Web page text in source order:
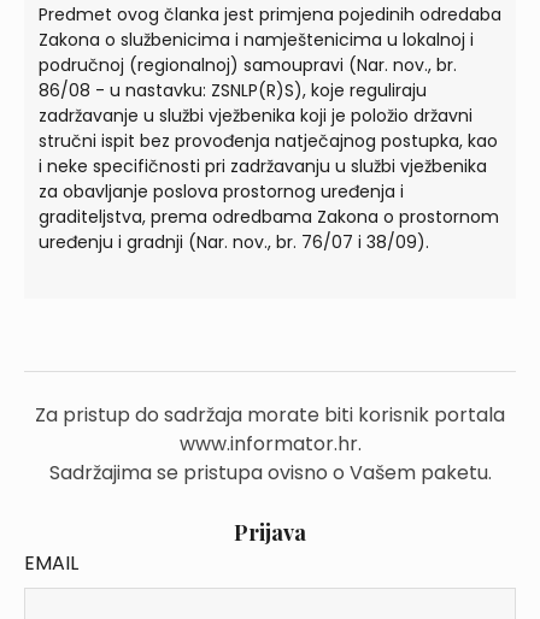
Predmet ovog članka jest primjena pojedinih odredaba
Zakona o službenicima i namještenicima u lokalnoj i
područnoj (regionalnoj) samoupravi (Nar. nov., br.
86/08 - u nastavku: ZSNLP(R)S), koje reguliraju
zadržavanje u službi vježbenika koji je položio državni
stručni ispit bez provođenja natječajnog postupka, kao
i neke specifičnosti pri zadržavanju u službi vježbenika
za obavljanje poslova prostornog uređenja i
graditeljstva, prema odredbama Zakona o prostornom
uređenju i gradnji (Nar. nov., br. 76/07 i 38/09).
Za pristup do sadržaja morate biti korisnik portala
www.informator.hr.
Sadržajima se pristupa ovisno o Vašem paketu.
Prijava
EMAIL